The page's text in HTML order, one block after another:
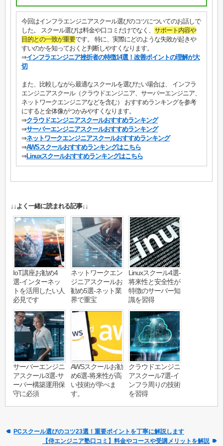
今回はインフラエンジニアスクール選びのコツについてのお話しで
した。 スクール選びは料金や口コミだけでなく、 サポート内容や
目的との一致が重要です。 特に、実際にどのような失敗が起きや
すいのかを知っておくと判断しやすくなります。
⇒インフラエンジニア挫折者の特徴14選！改善ポイントの理解が大
切
また、比較しながら最適なスクールを選びたい場合は、 インフラ
エンジニアスクール（クラウドエンジニア、サーバーエンジニア、
ネットワークエンジニアなどを含む） おすすめランキングを参考
にすると全体像がつかみやすくなります。
⇒クラウドエンジニアスクールおすすめランキング
⇒サーバーエンジニアスクールおすすめランキング
⇒ネットワークエンジニアスクールおすすめランキング
⇒AWSスクールおすすめランキングはこちら
⇒Linuxスクールおすすめランキングはこちら
↓↓よく一緒に読まれる記事↓↓
IoT講座お勧め4
選-インターネッ
トを活用したい人
必見です
ネットワークエン
ジニアスクールお
勧め5選-ネット業
界で重宝
Linuxスクール4選-
将来性と安全性が
特徴のサーバー知
識を習得
サーバーエンジニ
アスクール3選-サ
ーバー構築運用保
守に必須
AWSスクールお勧
め6選-将来性が高
い技術が学べま
す。
クラウドエンジニ
アスクール7選-イ
ンフラ周りの技術
を習得
PCスクール選びのコツ23選！重要ポイントを丁寧に解説します
【侍エンジニア塾口コミ】料金やコースや受講メリットを解説